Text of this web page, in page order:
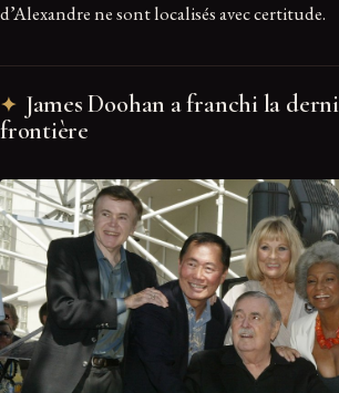
d’Alexandre ne sont localisés avec certitude.
James Doohan a franchi la
frontière